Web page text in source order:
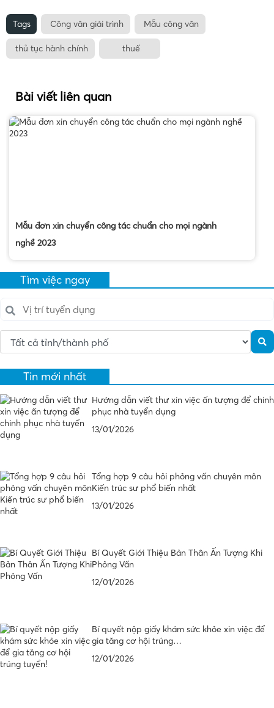
Tags Công văn giải trình Mẫu công văn
thủ tục hành chính thuế
Bài viết liên quan
Mẫu đơn xin chuyển công tác chuẩn cho mọi ngành
nghề 2023
Tìm việc ngay
Tin mới nhất
Hướng dẫn viết thư xin việc ấn tượng để chinh
phục nhà tuyển dụng
13/01/2026
Tổng hợp 9 câu hỏi phỏng vấn chuyên môn
Kiến trúc sư phổ biến nhất
13/01/2026
Bí Quyết Giới Thiệu Bản Thân Ấn Tượng Khi
Phỏng Vấn
12/01/2026
Bí quyết nộp giấy khám sức khỏe xin việc để
gia tăng cơ hội trúng…
12/01/2026